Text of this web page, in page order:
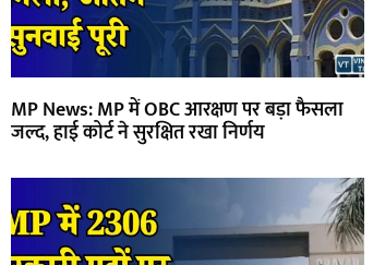
MP News: MP में OBC आरक्षण पर बड़ा फैसला
जल्द, हाई कोर्ट ने सुरक्षित रखा निर्णय